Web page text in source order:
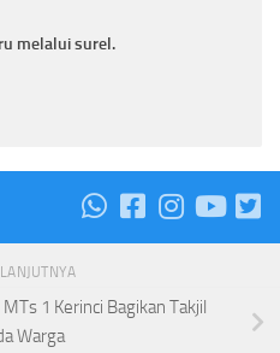
melalui surel.
1 Kerinci Bagikan Takjil
Warga